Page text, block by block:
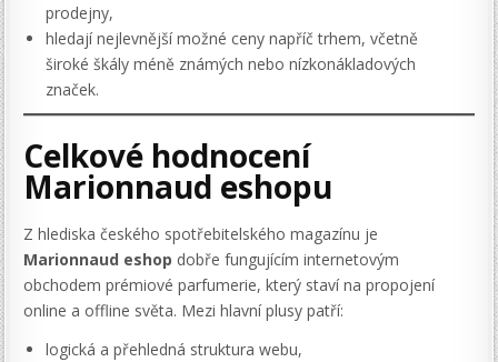
prodejny,
hledají nejlevnější možné ceny napříč trhem, včetně
široké škály méně známých nebo nízkonákladových
značek.
Celkové hodnocení
Marionnaud eshopu
Z hlediska českého spotřebitelského magazínu je
Marionnaud eshop dobře fungujícím internetovým
obchodem prémiové parfumerie, který staví na propojení
online a offline světa. Mezi hlavní plusy patří:
logická a přehledná struktura webu,